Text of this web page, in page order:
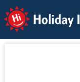
Holiday Info